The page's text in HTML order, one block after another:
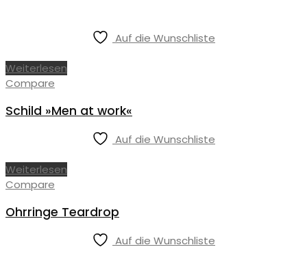
Auf die Wunschliste
Weiterlesen
Compare
Schild »Men at work«
Auf die Wunschliste
Weiterlesen
Compare
Ohrringe Teardrop
Auf die Wunschliste